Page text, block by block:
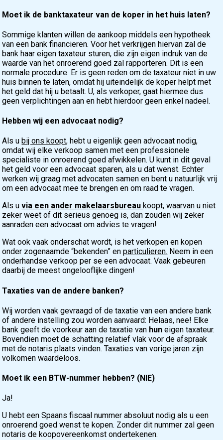
Moet ik de banktaxateur van de koper in het huis laten?
Sommige klanten willen de aankoop middels een hypotheek
van een bank financieren. Voor het verkrijgen hiervan zal de
bank haar eigen taxateur sturen, die zijn eigen indruk van de
waarde van het onroerend goed zal rapporteren. Dit is een
normale procedure. Er is geen reden om de taxateur niet in uw
huis binnen te laten, omdat hij uiteindelijk de koper helpt met
het geld dat hij u betaalt. U, als verkoper, gaat hiermee dus
geen verplichtingen aan en hebt hierdoor geen enkel nadeel.
Hebben wij een advocaat nodig?
Als u bij ons koopt, hebt u eigenlijk geen advocaat nodig,
omdat wij elke verkoop samen met een professionele
specialiste in onroerend goed afwikkelen. U kunt in dit geval
het geld voor een advocaat sparen, als u dat wenst. Echter
werken wij graag met advocaten samen en bent u natuurlijk vrij
om een advocaat mee te brengen en om raad te vragen.
Als uvia een ander makelaarsbureau koopt, waarvan u niet
zeker weet of dit serieus genoeg is, dan zouden wij zeker
aanraden een advocaat om advies te vragen!
Wat ook vaak onderschat wordt, is het verkopen en kopen
onder zogenaamde “bekenden” enparticulieren. Neem in een
onderhandse verkoop per se een advocaat. Vaak gebeuren
daarbij de meest ongelooflijke dingen!
Taxaties van de andere banken?
Wij worden vaak gevraagd of de taxatie van een andere bank
of andere instelling zou worden aanvaard: Helaas, nee! Elke
bank geeft de voorkeur aan de taxatie van huneigen taxateur.
Bovendien moet de schatting relatief vlak voor de afspraak
met de notaris plaats vinden. Taxaties van vorige jaren zijn
volkomen waardeloos.
Moet ik een BTW-nummer hebben? (NIE)
Ja!
U hebt een Spaans fiscaal nummer absoluut nodig als u een
onroerend goed wenst te kopen. Zonder dit nummer zal geen
notaris de koopovereenkomst ondertekenen.